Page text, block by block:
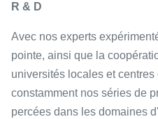
R & D
Avec nos experts
pointe, ainsi que la
universités locales et
constamment nos séries de
percées dans les domaines